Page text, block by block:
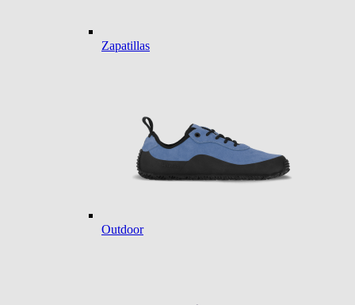
Zapatillas
Outdoor